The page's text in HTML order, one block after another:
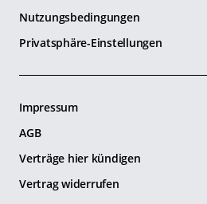
Nutzungsbedingungen
Privatsphäre-Einstellungen
Impressum
AGB
Verträge hier kündigen
Vertrag widerrufen